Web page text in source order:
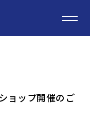
ョップ開催のご